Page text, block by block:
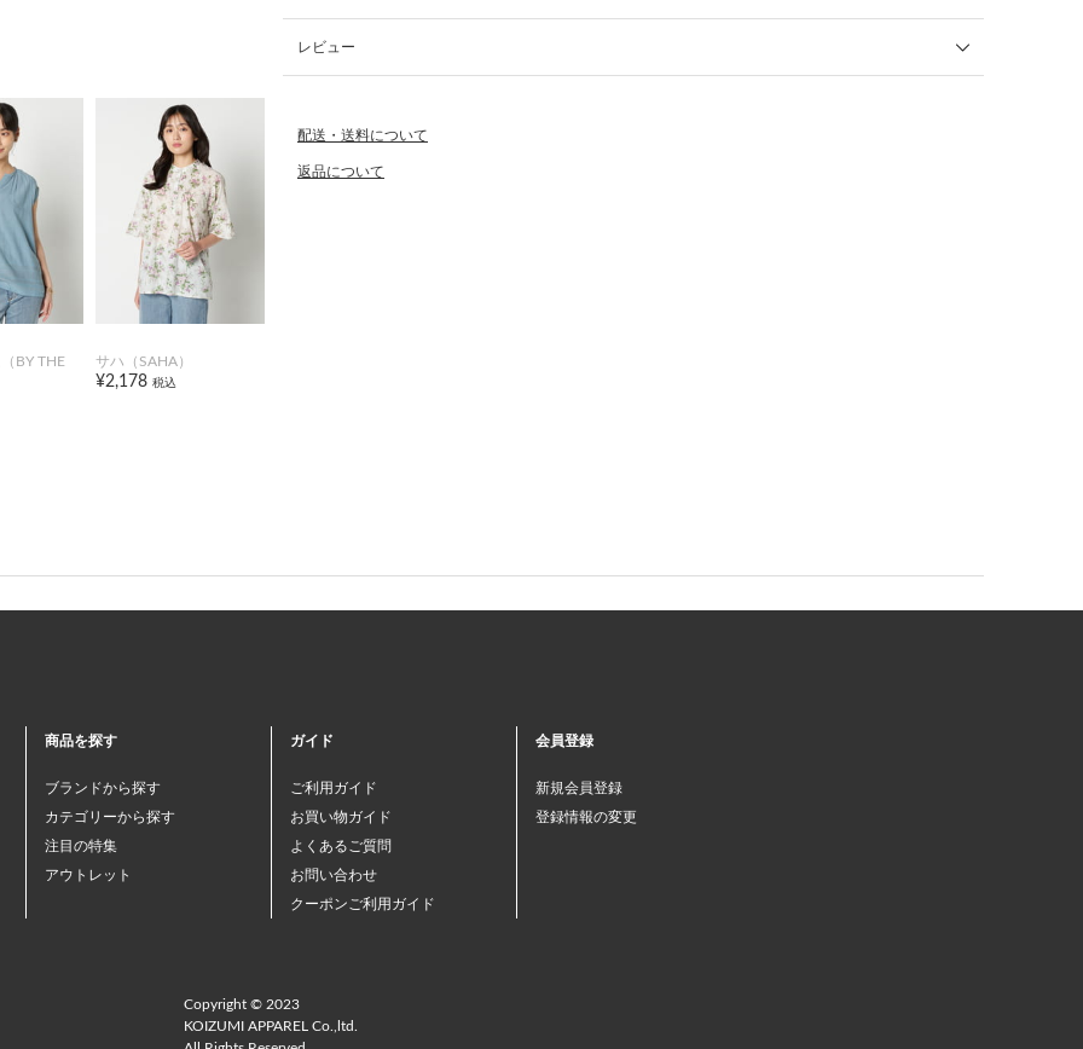
BY THE サハ（SAHA）
¥2,178 税込
レビュー
配送・送料について
返品について
商品を探す
ブランドから探す
カテゴリーから探す
注目の特集
アウトレット
ガイド
ご利用ガイド
お買い物ガイド
よくあるご質問
お問い合わせ
クーポンご利用ガイド
会員登録
新規会員登録
登録情報の変更
Copyright © 2023
KOIZUMI APPAREL Co.,ltd.